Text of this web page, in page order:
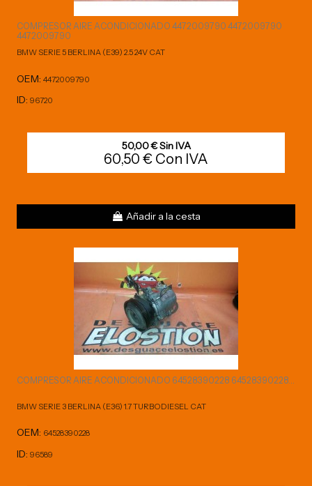
COMPRESOR AIRE ACONDICIONADO 4472009790 4472009790
4472009790
BMW SERIE 5 BERLINA (E39) 2.5 24V CAT
OEM: 4472009790
ID: 96720
50,00 € Sin IVA
60,50 € Con IVA
Añadir a la cesta
COMPRESOR AIRE ACONDICIONADO 64528390228 64528390228...
BMW SERIE 3 BERLINA (E36) 1.7 TURBODIESEL CAT
OEM: 64528390228
ID: 96589